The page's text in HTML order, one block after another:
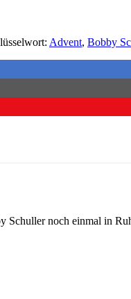
Advent, Bobby
noch einmal in